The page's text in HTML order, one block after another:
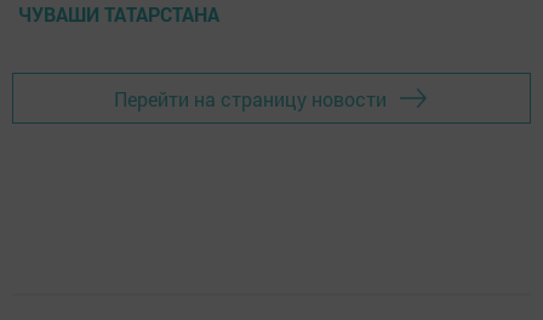
ЧУВАШИ ТАТАРСТАНА
Перейти на страницу новости